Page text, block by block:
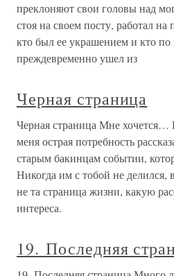
преклоняют свои головы над
стоя на своем посту, работал
кто был ее украшением и кто по
преждевременно ушел из
Черная страница
Черная страница Мне
меня острая потребность
старым бакинцам событии,
Никогда им с тобой не делился,
не та страница жизни, какую
интереса.
19. Последняя